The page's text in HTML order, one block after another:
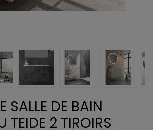
SALLE DE BAIN
TEIDE 2 TIROIRS